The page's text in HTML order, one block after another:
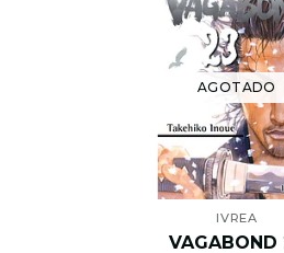
AGOTADO
IVREA
VAGABOND